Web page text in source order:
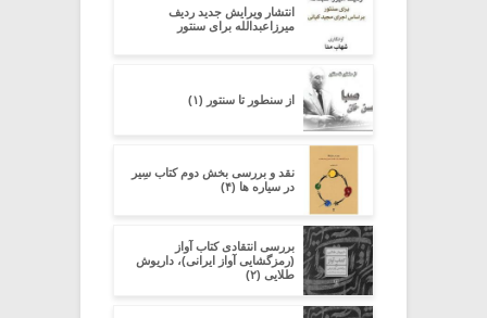
انتشار ویرایش جدید ردیف
میرزاعبدالله برای سنتور
از سنطور تا سنتور (۱)
نقد و بررسی بخش دوم کتاب سِیر
در سیاره ­ها (۴)
بررسی انتقادی کتاب آواز
(رمزگشایی آواز ایرانی)، داریوش
طلایی (۲)